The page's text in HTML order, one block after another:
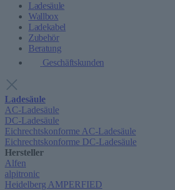
Ladesäule
Wallbox
Ladekabel
Zubehör
Beratung
Geschäftskunden
Ladesäule
AC-Ladesäule
DC-Ladesäule
Eichrechtskonforme AC-Ladesäule
Eichrechtskonforme DC-Ladesäule
Hersteller
Alfen
alpitronic
Heidelberg AMPERFIED